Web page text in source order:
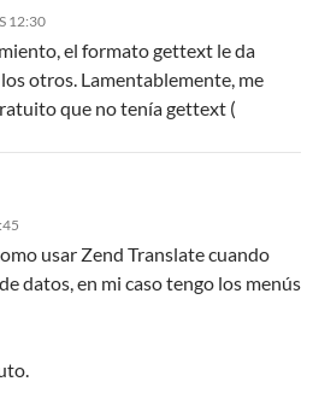
12:30
el formato gettext le da
otros. Lamentablemente, me
que no tenía gettext (
usar Zend Translate cuando
datos, en mi caso tengo los menús